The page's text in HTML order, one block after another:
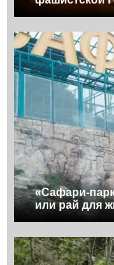
«Сафари-
или рай для